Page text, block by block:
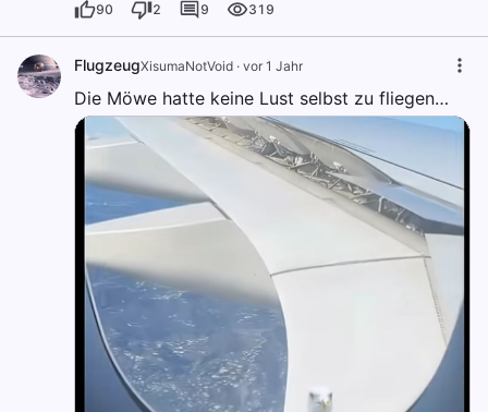
90 2 9 319
FlugzeugXisumaNotVoid · vor 1 Jahr
Die Möwe hatte keine Lust selbst zu fliegen…